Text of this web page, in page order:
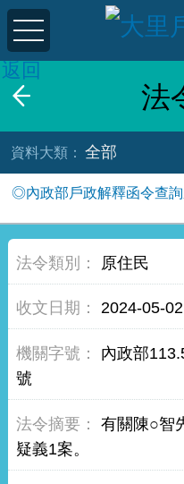
法
返回
全部
◎內政部戶政解釋函令查
原住民
2024-05-02
內政部
號
有關陳○智
疑義1案。